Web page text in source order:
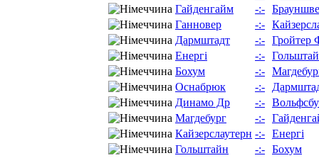
Гайденгайм
-:-
Ганновер
-:-
Дармштадт
-:- Гройтер
Енергі
-:-
Бохум
-:-
Оснабрюк
-:-
Динамо Др
-:-
Магдебург
-:-
Кайзерслаутерн -:- Енергі
Гольштайн
-:- Бохум